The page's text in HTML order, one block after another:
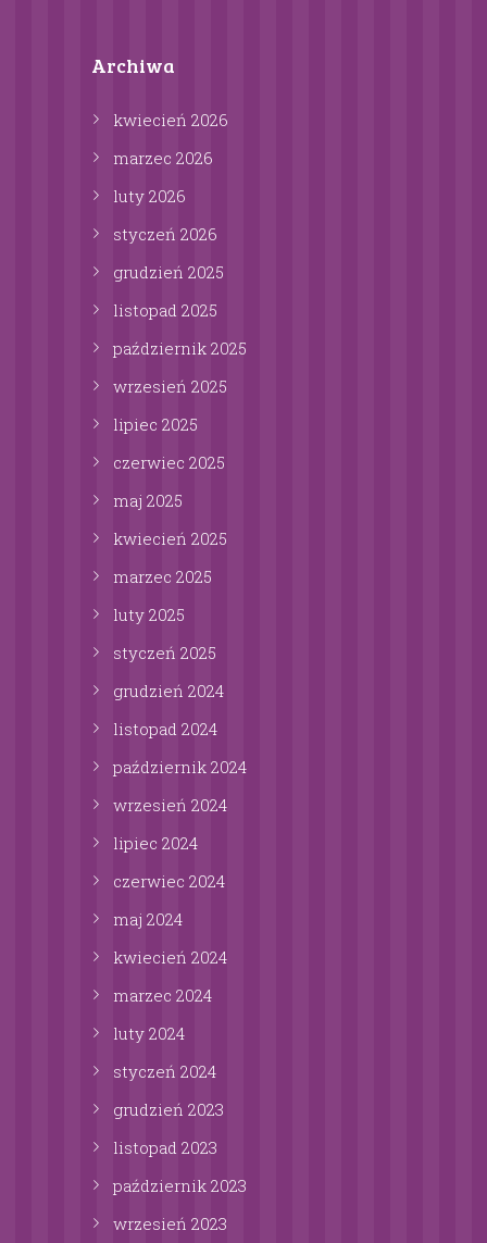
Archiwa
kwiecień 2026
marzec 2026
luty 2026
styczeń 2026
grudzień 2025
listopad 2025
październik 2025
wrzesień 2025
lipiec 2025
czerwiec 2025
maj 2025
kwiecień 2025
marzec 2025
luty 2025
styczeń 2025
grudzień 2024
listopad 2024
październik 2024
wrzesień 2024
lipiec 2024
czerwiec 2024
maj 2024
kwiecień 2024
marzec 2024
luty 2024
styczeń 2024
grudzień 2023
listopad 2023
październik 2023
wrzesień 2023